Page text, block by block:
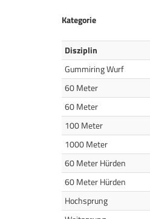
Kategorie
Disziplin
Gummiring Wurf
60 Meter
60 Meter
100 Meter
1000 Meter
60 Meter Hürden
60 Meter Hürden
Hochsprung